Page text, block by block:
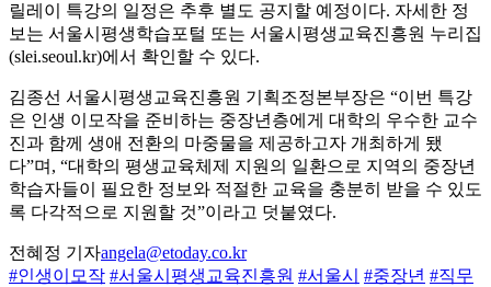
릴레이 특강의 일정은 추후 별도 공지할 예정이다. 자세한 정
보는 서울시평생학습포털 또는 서울시평생교육진흥원 누리집
(slei.seoul.kr)에서 확인할 수 있다.
김종선 서울시평생교육진흥원 기획조정본부장은 “이번 특강
은 인생 이모작을 준비하는 중장년층에게 대학의 우수한 교수
진과 함께 생애 전환의 마중물을 제공하고자 개최하게 됐
다”며, “대학의 평생교육체제 지원의 일환으로 지역의 중장년
학습자들이 필요한 정보와 적절한 교육을 충분히 받을 수 있도
록 다각적으로 지원할 것”이라고 덧붙였다.
전혜정 기자angela@etoday.co.kr
#인생이모작 #서울시평생교육진흥원 #서울시 #중장년 #직무